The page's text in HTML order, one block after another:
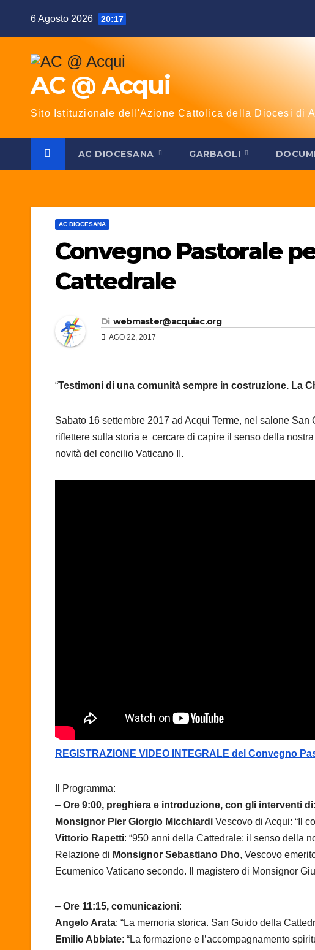
6 Agosto 2026 20:17
AC @ Acqui
Sito Istituzionale dell'Azione Cattolica della Diocesi di
AC DIOCESANA GARBAOLI
AC DIOCESANA
Convegno Pastorale
Cattedrale
Di webmaster@acquiac.org
AGO 22, 2017
“Testimoni di una comunità sempre in costruzione. La
Sabato 16 settembre 2017 ad Acqui Terme, nel salone
riflettere sulla storia e cercare di capire il senso della
novità del concilio Vaticano II.
REGISTRAZIONE VIDEO INTEGRALE del Convegno
Il Programma:
– Ore 9:00, preghiera e introduzione, con gli interventi di:
Monsignor Pier Giorgio Micchiardi Vescovo di Acqui: “Il
Vittorio Rapetti: “950 anni della Cattedrale: il senso della
Relazione di Monsignor Sebastiano Dho, Vescovo
Ecumenico Vaticano secondo. Il magistero di Monsignor
– Ore 11:15, comunicazioni:
Angelo Arata: “La memoria storica. San Guido della
Emilio Abbiate: “La formazione e l’accompagnamento